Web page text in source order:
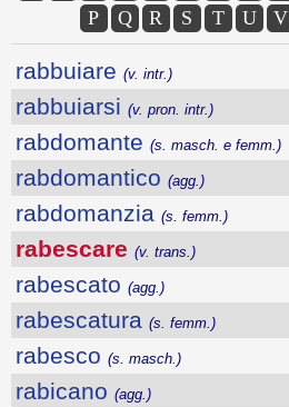
P
Q R S T U V
rabbuiare (v. intr.)
rabbuiarsi (v. pron. intr.)
rabdomante (s. masch. e femm.)
rabdomantico (agg.)
rabdomanzia (s. femm.)
rabescare (v. trans.)
rabescato (agg.)
rabescatura (s. femm.)
rabesco (s. masch.)
rabicano (agg.)